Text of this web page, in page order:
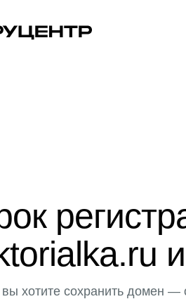
хотите сохранить домен —